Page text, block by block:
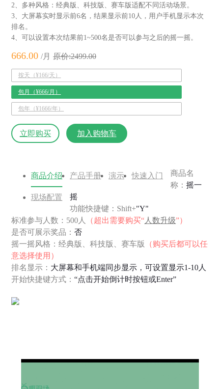
2、多种风格：经典版、科技版、赛车版适配不同活动场景。
3、大屏幕实时显示前6名，结果显示前10人，用户手机显示本次
排名。
4、可以设置本次结果前1~500名是否可以参与之后的摇一摇。
666.00 /月 原价:2499.00
按天（¥166/天）
包月（¥666/月）
包年（¥1666/年）
立即购买 加入购物车
商品介绍 产品手册 演示 快速入门
现场配置
商品名
称： 摇一
摇
功能快捷键：Shift+"Y"
标准参与人数：500人
（超出需要购买“ 人数升级”）
是否可展示奖品： 否
摇一摇风格：经典版、科技版、赛车版
（购买后都可以任
意选择使用）
排名显示： 大屏幕和手机端同步显示，可设置显示1-10人
开始快捷键方式： “点击开始倒计时按钮或Enter”